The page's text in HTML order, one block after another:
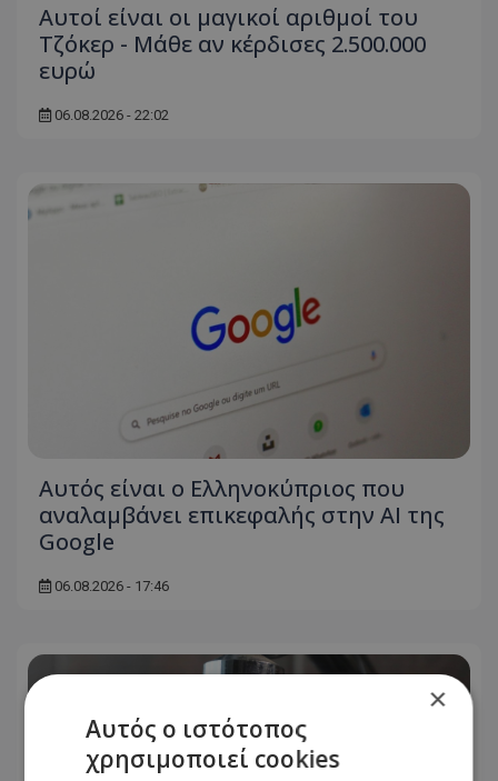
Αυτοί είναι οι μαγικοί αριθμοί του
Τζόκερ - Μάθε αν κέρδισες 2.500.000
ευρώ
06.08.2026 - 22:02
Αυτός είναι ο Ελληνοκύπριος που
αναλαμβάνει επικεφαλής στην ΑΙ της
Google
06.08.2026 - 17:46
×
Αυτός ο ιστότοπος
χρησιμοποιεί cookies